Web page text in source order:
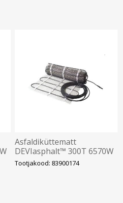
Asfaldiküttematt
DEVIasphalt™ 300T 6570W
400V 0,75 x 28,2m, DEVI
Tootjakood: 83900174